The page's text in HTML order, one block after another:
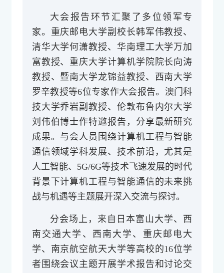
大会报告环节汇聚了多位领军专
家。重庆邮电大学副校长韩军伟教授、
清华大学何潇教授、华南理工大学万加
富教授、重庆大学计算机学院院长向涛
教授、暨南大学龙锦益教授、西南大学
罗辛教授等6位专家作大会报告。澳门科
技大学乔岩副教授、伦敦布鲁内尔大学
刘伟伯博士作特邀报告，分享最新研究
成果。与会人员围绕计算机工程与智能
通信领域学科发展、技术前沿，尤其是
人工智能、5G/6G等技术飞速发展的时代
背景下计算机工程与智能通信的未来挑
战与机遇等主题展开深入交流与探讨。
分会场上，来自日本富山大学、西
南交通大学、西南大学、重庆邮电大
学、南京航空航天大学等高校的16位学
者围绕会议主题开展学术报告和讨论交